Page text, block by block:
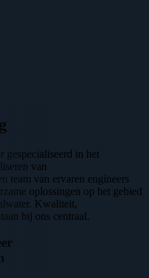
gespecialiseerd in het
van
team van ervaren engineers
oplossingen op het gebied
Kwaliteit,
bij ons centraal.